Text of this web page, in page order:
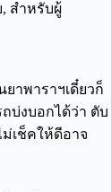
, สำหรับผู้
าพาราฯเดี๋ยวก็
บ่งบอกได้ว่า ตับ
เช็คให้ดีอาจ